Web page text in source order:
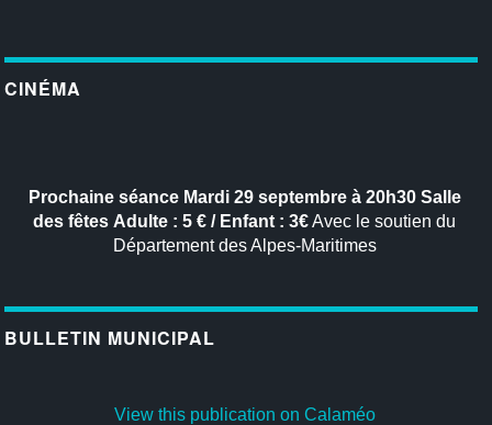
CINÉMA
Prochaine séanceMardi 29 septembre à 20h30 Salle
des fêtes Adulte : 5 € / Enfant : 3€Avec le soutien du
Département des Alpes-Maritimes
BULLETIN MUNICIPAL
View this publication on Calaméo